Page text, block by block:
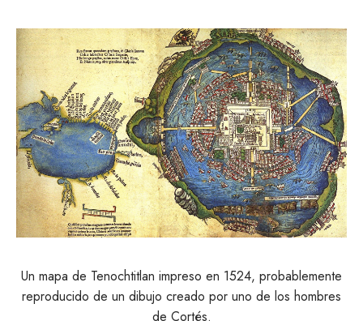
Un mapa de Tenochtitlan impreso en 1524, probablemente
reproducido de un dibujo creado por uno de los hombres
de Cortés.